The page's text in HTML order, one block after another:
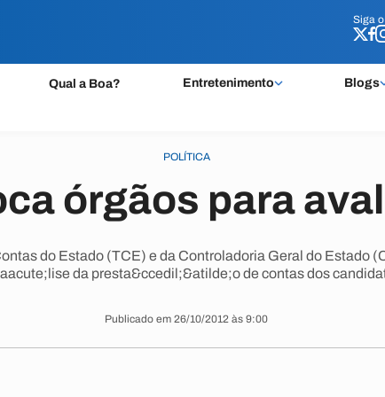
Siga o
Qual a Boa? Entretenimento Blogs
Siga o
POLÍTICA
órgãos para
do Estado (TCE) e da Controladoria Geral do Estado
da presta&ccedil;&atilde;o de contas dos
Publicado em 26/10/2012 às 9:00